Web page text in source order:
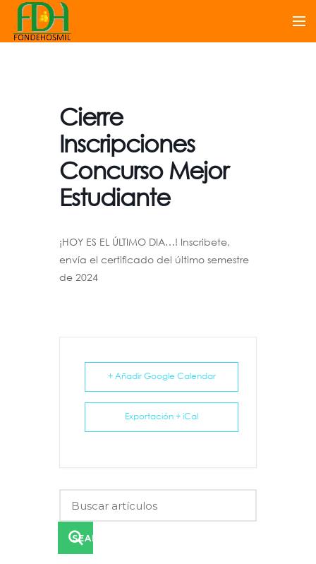
Cierre
Inscripciones
Concurso Mejor
Estudiante
¡HOY ES EL ÚLTIMO DIA…! Inscribete,
envía el certificado del último semestre
de 2024
+ Añadir Google Calendar
Exportación + iCal
SEARCH